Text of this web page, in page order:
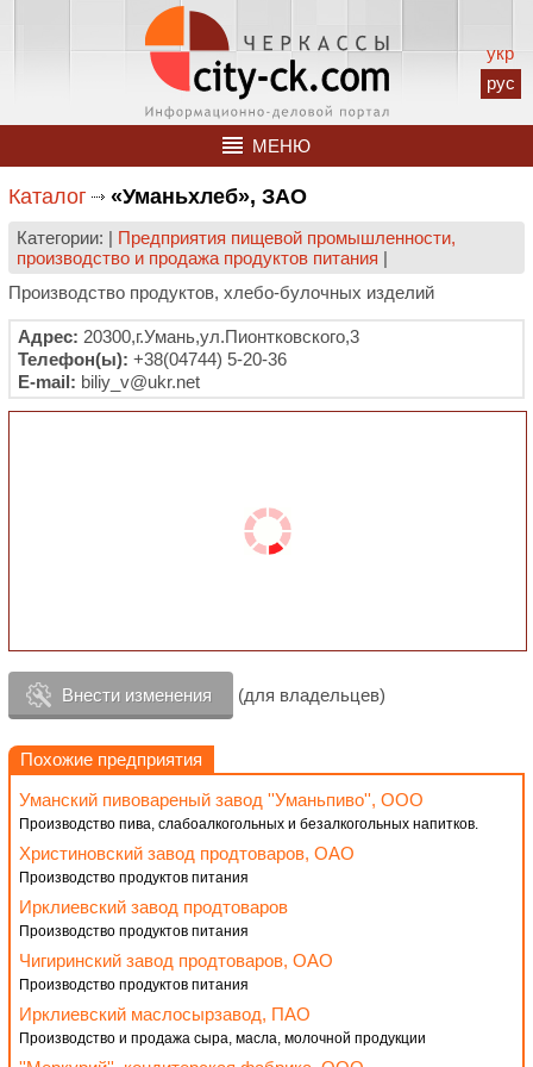
укр
рус
МЕНЮ
Каталог «Уманьхлеб», ЗАО
Категории: | Предприятия пищевой промышленности,
производство и продажа продуктов питания |
Производство продуктов, хлебо-булочных изделий
Адрес: 20300,г.Умань,ул.Пионтковского,3
Телефон(ы): +38(04744) 5-20-36
E-mail: biliy_v@ukr.net
Внести изменения (для владельцев)
Похожие предприятия
Уманский пивовареный завод ''Уманьпиво'', ООО
Производство пива, слабоалкогольных и безалкогольных напитков.
Христиновский завод продтоваров, ОАО
Производство продуктов питания
Ирклиевский завод продтоваров
Производство продуктов питания
Чигиринский завод продтоваров, ОАО
Производство продуктов питания
Ирклиевский маслосырзавод, ПАО
Производство и продажа сыра, масла, молочной продукции